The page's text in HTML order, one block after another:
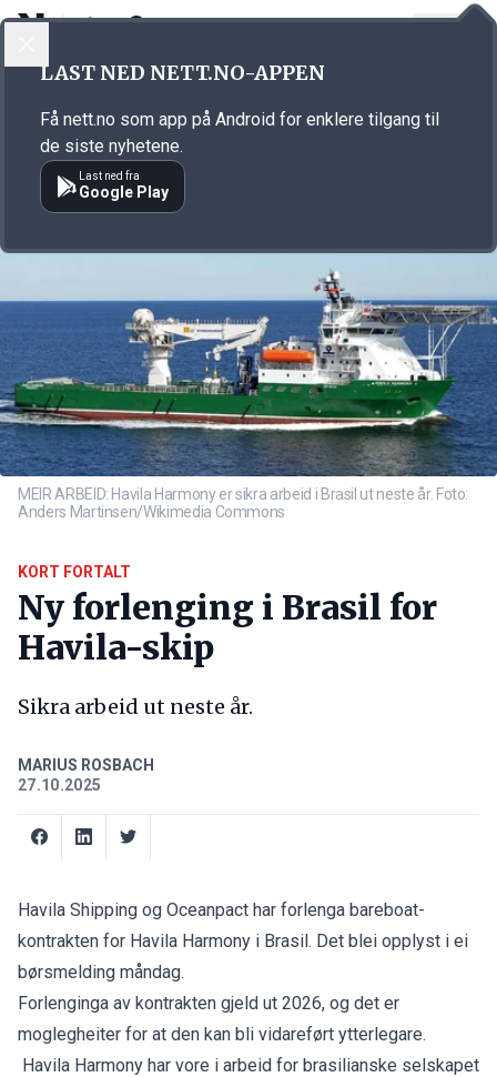
Annonsørinnhold
MEIR ARBEID: Havila Harmony er sikra arbeid i Brasil ut neste år. Foto:
Anders Martinsen/Wikimedia Commons
KORT FORTALT
Ny forlenging i Brasil for
Havila-skip
Sikra arbeid ut neste år.
MARIUS ROSBACH
27.10.2025
Havila Shipping og Oceanpact har forlenga bareboat-
kontrakten for Havila Harmony i Brasil. Det blei opplyst i ei
børsmelding måndag.
Forlenginga av kontrakten gjeld ut 2026, og det er
moglegheiter for at den kan bli vidareført ytterlegare.
Havila Harmony har vore i arbeid for brasilianske selskapet
LAST NED NETT.NO-APPEN
Få nett.no som app på Android for enklere tilgang til
de siste nyhetene.
Last ned fra
Google Play